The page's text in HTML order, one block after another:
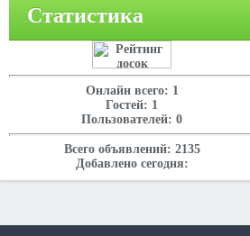
Статистика
Онлайн всего: 1
Гостей: 1
Пользователей: 0
Всего объявлений: 2135
Добавлено сегодня: